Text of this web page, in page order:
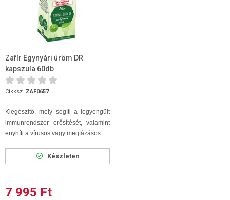
Zafír Egynyári üröm DR
kapszula 60db
Cikksz. ZAF0657
Kiegészítő, mely segíti a legyengült
immunrendszer erősítését, valamint
enyhíti a vírusos vagy megfázásos...
Készleten
7 995 Ft